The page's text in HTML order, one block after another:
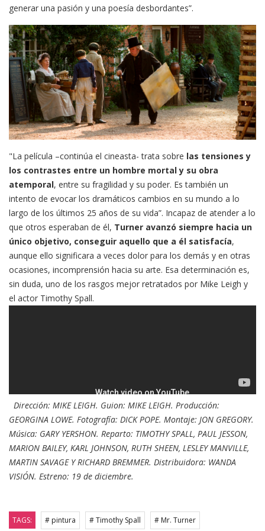
generar una pasión y una poesía desbordantes”.
"La película –continúa el cineasta- trata sobre las tensiones y
los contrastes entre un hombre mortal y su obra
atemporal, entre su fragilidad y su poder. Es también un
intento de evocar los dramáticos cambios en su mundo a lo
largo de los últimos 25 años de su vida”. Incapaz de atender a lo
que otros esperaban de él, Turner avanzó siempre hacia un
único objetivo, conseguir aquello que a él satisfacía,
aunque ello significara a veces dolor para los demás y en otras
ocasiones, incomprensión hacia su arte. Esa determinación es,
sin duda, uno de los rasgos mejor retratados por Mike Leigh y
el actor Timothy Spall.
Dirección: MIKE LEIGH. Guion: MIKE LEIGH. Producción:
GEORGINA LOWE. Fotografía: DICK POPE. Montaje: JON GREGORY.
Música: GARY YERSHON. Reparto: TIMOTHY SPALL, PAUL JESSON,
MARION BAILEY, KARL JOHNSON, RUTH SHEEN, LESLEY MANVILLE,
MARTIN SAVAGE Y RICHARD BREMMER. Distribuidora: WANDA
VISIÓN. Estreno: 19 de diciembre.
TAGS: # pintura # Timothy Spall # Mr. Turner